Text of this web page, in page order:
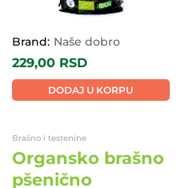
Brand: Naše dobro
229,00 RSD
DODAJ U KORPU
Brašno i testenine
Organsko brašno
pšenično